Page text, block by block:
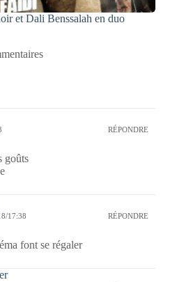
et Dali Benssalah en duo
RÉPONDRE
goûts
17:38 RÉPONDRE
font se régaler